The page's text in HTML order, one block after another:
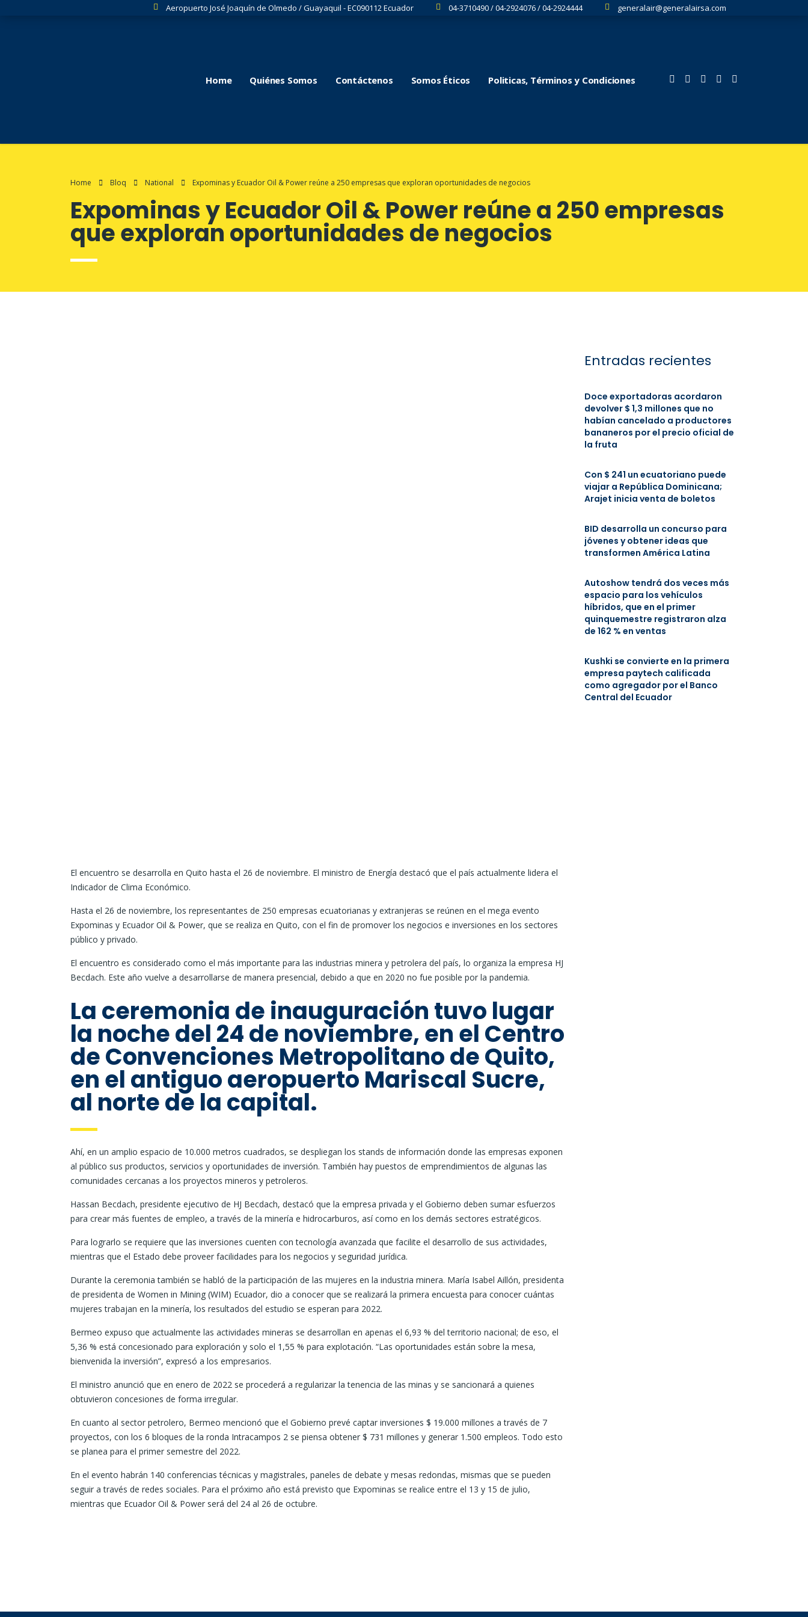
Aeropuerto José Joaquín de Olmedo / Guayaquil - EC090112 Ecuador 04-3710490 / 04-2924076 / 04-2924444 generalair@generalairsa.com
Home Quiénes Somos Contáctenos Somos Éticos Politicas, Términos y Condiciones
Home Bloq National Expominas y Ecuador Oil & Power reúne a 250 empresas que exploran oportunidades de negocios
Expominas y Ecuador Oil & Power reúne a 250 empresas
que exploran oportunidades de negocios
El encuentro se desarrolla en Quito hasta el 26 de noviembre. El ministro de Energía destacó que el país actualmente lidera el
Indicador de Clima Económico.
Hasta el 26 de noviembre, los representantes de 250 empresas ecuatorianas y extranjeras se reúnen en el mega evento
Expominas y Ecuador Oil & Power, que se realiza en Quito, con el fin de promover los negocios e inversiones en los sectores
público y privado.
El encuentro es considerado como el más importante para las industrias minera y petrolera del país, lo organiza la empresa HJ
Becdach. Este año vuelve a desarrollarse de manera presencial, debido a que en 2020 no fue posible por la pandemia.
La ceremonia de inauguración tuvo lugar
la noche del 24 de noviembre, en el Centro
de Convenciones Metropolitano de Quito,
en el antiguo aeropuerto Mariscal Sucre,
al norte de la capital.
Ahí, en un amplio espacio de 10.000 metros cuadrados, se despliegan los stands de información donde las empresas exponen
al público sus productos, servicios y oportunidades de inversión. También hay puestos de emprendimientos de algunas las
comunidades cercanas a los proyectos mineros y petroleros.
Hassan Becdach, presidente ejecutivo de HJ Becdach, destacó que la empresa privada y el Gobierno deben sumar esfuerzos
para crear más fuentes de empleo, a través de la minería e hidrocarburos, así como en los demás sectores estratégicos.
Para lograrlo se requiere que las inversiones cuenten con tecnología avanzada que facilite el desarrollo de sus actividades,
mientras que el Estado debe proveer facilidades para los negocios y seguridad jurídica.
Durante la ceremonia también se habló de la participación de las mujeres en la industria minera. María Isabel Aillón, presidenta
de presidenta de Women in Mining (WIM) Ecuador, dio a conocer que se realizará la primera encuesta para conocer cuántas
mujeres trabajan en la minería, los resultados del estudio se esperan para 2022.
Bermeo expuso que actualmente las actividades mineras se desarrollan en apenas el 6,93 % del territorio nacional; de eso, el
5,36 % está concesionado para exploración y solo el 1,55 % para explotación. “Las oportunidades están sobre la mesa,
bienvenida la inversión”, expresó a los empresarios.
El ministro anunció que en enero de 2022 se procederá a regularizar la tenencia de las minas y se sancionará a quienes
obtuvieron concesiones de forma irregular.
En cuanto al sector petrolero, Bermeo mencionó que el Gobierno prevé captar inversiones $ 19.000 millones a través de 7
proyectos, con los 6 bloques de la ronda Intracampos 2 se piensa obtener $ 731 millones y generar 1.500 empleos. Todo esto
se planea para el primer semestre del 2022.
En el evento habrán 140 conferencias técnicas y magistrales, paneles de debate y mesas redondas, mismas que se pueden
seguir a través de redes sociales. Para el próximo año está previsto que Expominas se realice entre el 13 y 15 de julio,
mientras que Ecuador Oil & Power será del 24 al 26 de octubre.
Entradas recientes
Doce exportadoras acordaron
devolver $ 1,3 millones que no
habían cancelado a productores
bananeros por el precio oficial de
la fruta
Con $ 241 un ecuatoriano puede
viajar a República Dominicana;
Arajet inicia venta de boletos
BID desarrolla un concurso para
jóvenes y obtener ideas que
transformen América Latina
Autoshow tendrá dos veces más
espacio para los vehículos
híbridos, que en el primer
quinquemestre registraron alza
de 162 % en ventas
Kushki se convierte en la primera
empresa paytech calificada
como agregador por el Banco
Central del Ecuador